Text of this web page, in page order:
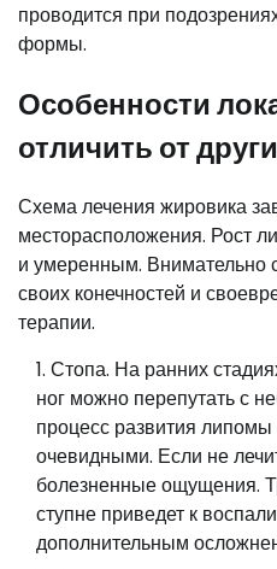
проводится при
формы.
Особенности
отличить от
Схема лечения жировика
месторасположения. Рост
и умеренным. Внимательно
своих конечностей и
терапии.
Стопа. На ранних
ног можно перепутать с
процесс развития липомы
очевидными. Если не
болезненные ощущения.
ступне приведет к
дополнительным